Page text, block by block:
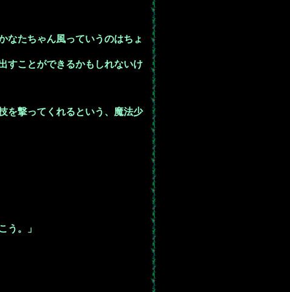
なたちゃん風っていうのはちょ
すことができるかもしれないけ
を撃ってくれるという、魔法少
う。」